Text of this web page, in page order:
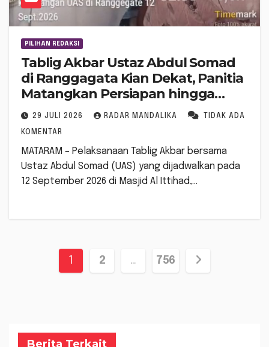
PILIHAN REDAKSI
Tablig Akbar Ustaz Abdul Somad
di Ranggagata Kian Dekat, Panitia
Matangkan Persiapan hingga
Bentuk Group Hadroh FSKR
29 JULI 2026 RADAR MANDALIKA TIDAK ADA
KOMENTAR
MATARAM – Pelaksanaan Tablig Akbar bersama
Ustaz Abdul Somad (UAS) yang dijadwalkan pada
12 September 2026 di Masjid Al Ittihad,…
Paginasi
1 2 … 756
Berita Terkait